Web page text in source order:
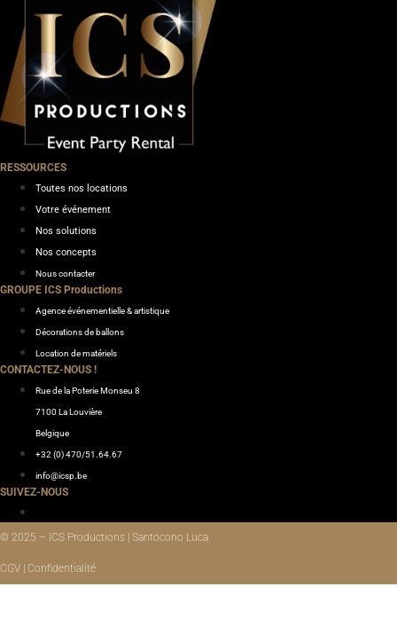
RESSOURCES
Toutes nos locations
Votre événement
Nos solutions
Nos concepts
Nous contacter
GROUPE ICS Productions
Agence événementielle & artistique
Décorations de ballons
Location de matériels
CONTACTEZ-NOUS !
Rue de la Poterie Monseu 8
7100 La Louvière
Belgique
+32 (0) 470/51.64.67
info@icsp.be
SUIVEZ-NOUS
© 2025 – ICS Productions | Santocono Luca
CGV | Confidentialité